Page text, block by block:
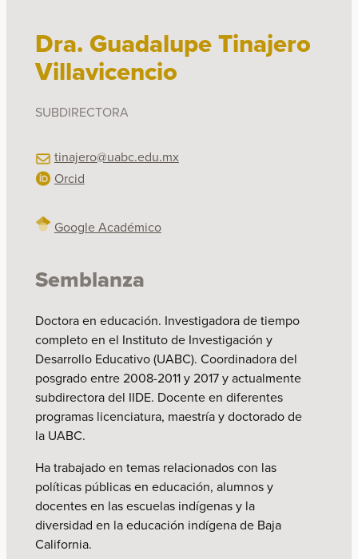
Dra. Guadalupe Tinajero
Villavicencio
SUBDIRECTORA
tinajero@uabc.edu.mx
Orcid
Google Académico
Semblanza
Doctora en educación. Investigadora de tiempo
completo en el Instituto de Investigación y
Desarrollo Educativo (UABC). Coordinadora del
posgrado entre 2008-2011 y 2017 y actualmente
subdirectora del IIDE. Docente en diferentes
programas licenciatura, maestría y doctorado de
la UABC.
Ha trabajado en temas relacionados con las
políticas públicas en educación, alumnos y
docentes en las escuelas indígenas y la
diversidad en la educación indígena de Baja
California.